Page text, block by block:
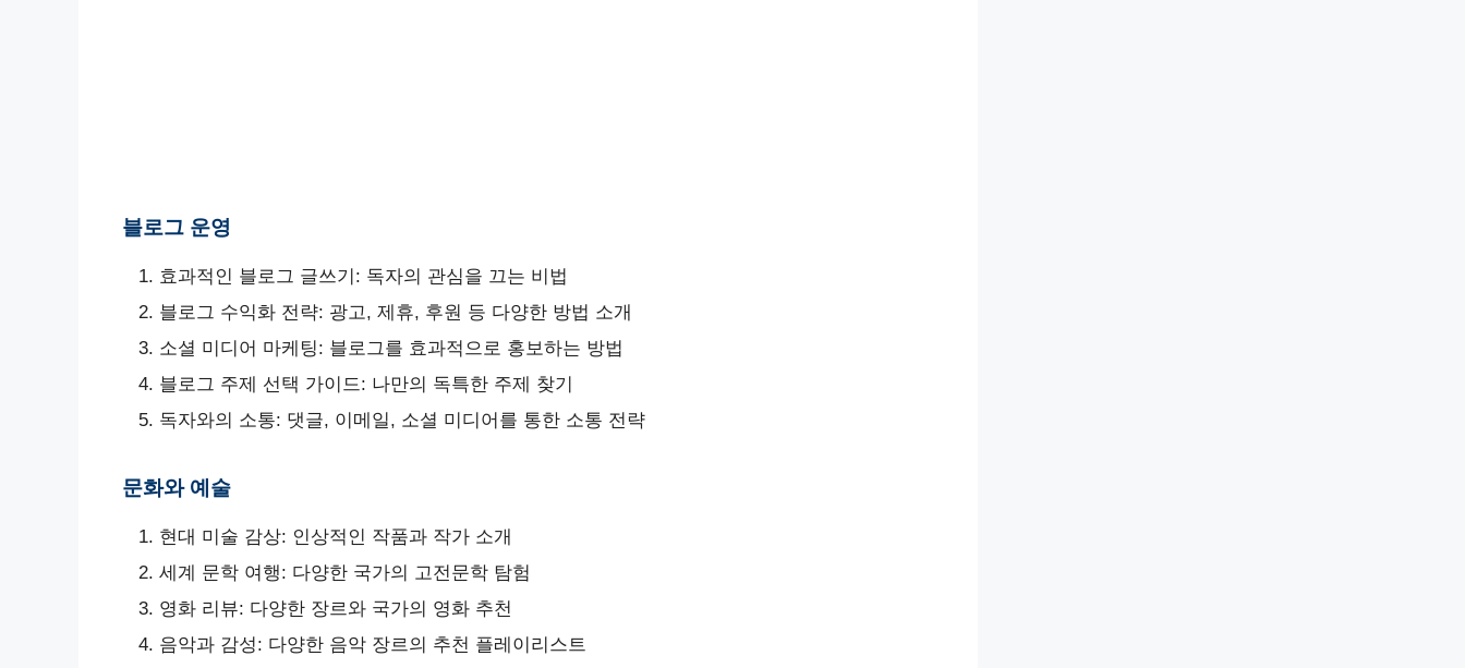
블로그 운영
효과적인 블로그 글쓰기: 독자의 관심을 끄는 비법
블로그 수익화 전략: 광고, 제휴, 후원 등 다양한 방법 소개
소셜 미디어 마케팅: 블로그를 효과적으로 홍보하는 방법
블로그 주제 선택 가이드: 나만의 독특한 주제 찾기
독자와의 소통: 댓글, 이메일, 소셜 미디어를 통한 소통 전략
문화와 예술
현대 미술 감상: 인상적인 작품과 작가 소개
세계 문학 여행: 다양한 국가의 고전문학 탐험
영화 리뷰: 다양한 장르와 국가의 영화 추천
음악과 감성: 다양한 음악 장르의 추천 플레이리스트